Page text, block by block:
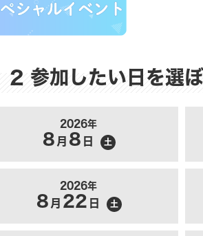
2 参加したい日を選ぼ
2026年
8月 8 日 土
2026年
8月 22 日 土